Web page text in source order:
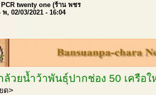
twenty one (ร้าน พชร
พ, 02/03/2021 - 16:04
ล้วยน้ำว้าพันธุ์ปากช่อง 50 เครือ
ด>